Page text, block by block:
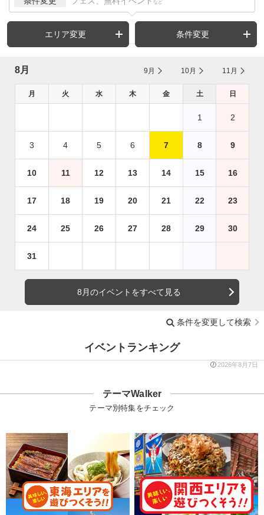
など
エリア変更 条件変更
8月 9月 10月 11月
月 火 水 木 金 土 日
1 2
3 4 5 6 7 8 9
10 11 12 13 14 15 16
17 18 19 20 21 22 23
24 25 26 27 28 29 30
31
8月のイベントをすべて見る
条件を変更して検索
イベントランキング
2026年8月7日
テーマWalker
テーマ別特集をチェック